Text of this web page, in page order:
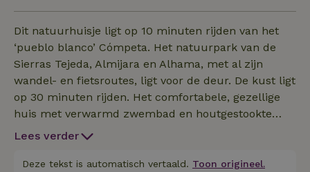
Dit natuurhuisje ligt op 10 minuten rijden van het
‘pueblo blanco’ Cómpeta. Het natuurpark van de
Sierras Tejeda, Almijara en Alhama, met al zijn
wandel- en fietsroutes, ligt voor de deur. De kust ligt
op 30 minuten rijden. Het comfortabele, gezellige
huis met verwarmd zwembad en houtgestookte
pizzaoven ligt midden in de natuur –
vlinders, en enkele van de mooiste uitzichten in de
Lees verder
Deze tekst is automatisch vertaald. Toon origineel.